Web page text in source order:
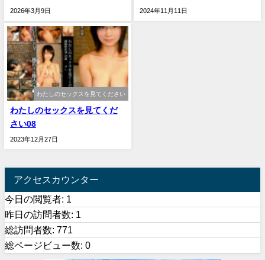
2026年3月9日 2024年11月11日
わたしのセックスを見てください
わたしのセックスを見てくだ
さい08
2023年12月27日
アクセスカウンター
今日の閲覧者: 1
昨日の訪問者数: 1
総訪問者数: 771
総ページビュー数: 0